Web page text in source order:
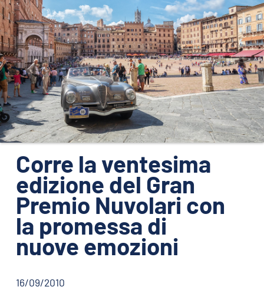
GP NUVOLARI 2026
1954-2025
GRANDI EVENTI 2026
ORGANIZZAZIONE
CONTATTI
PRESS
NEWS
PHOTO&VIDEO2025
Corre la ventesima
edizione del Gran
Premio Nuvolari con
la promessa di
nuove emozioni
16/09/2010